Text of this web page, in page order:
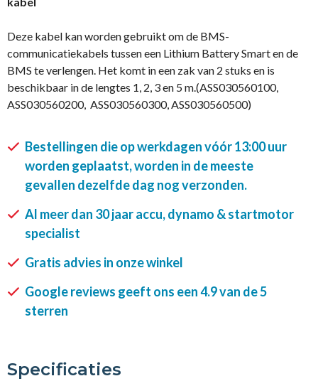
Deze kabel kan worden gebruikt om de BMS-
communicatiekabels tussen een Lithium Battery Smart en de
BMS te verlengen. Het komt in een zak van 2 stuks en is
beschikbaar in de lengtes 1, 2, 3 en 5 m.(ASS030560100,
ASS030560200, ASS030560300, ASS030560500)
Bestellingen die op werkdagen vóór 13:00 uur
worden geplaatst, worden in de meeste
gevallen dezelfde dag nog verzonden.
Al meer dan 30 jaar accu, dynamo & startmotor
specialist
Gratis advies in onze winkel
Google reviews geeft ons een 4.9 van de 5
sterren
Specificaties